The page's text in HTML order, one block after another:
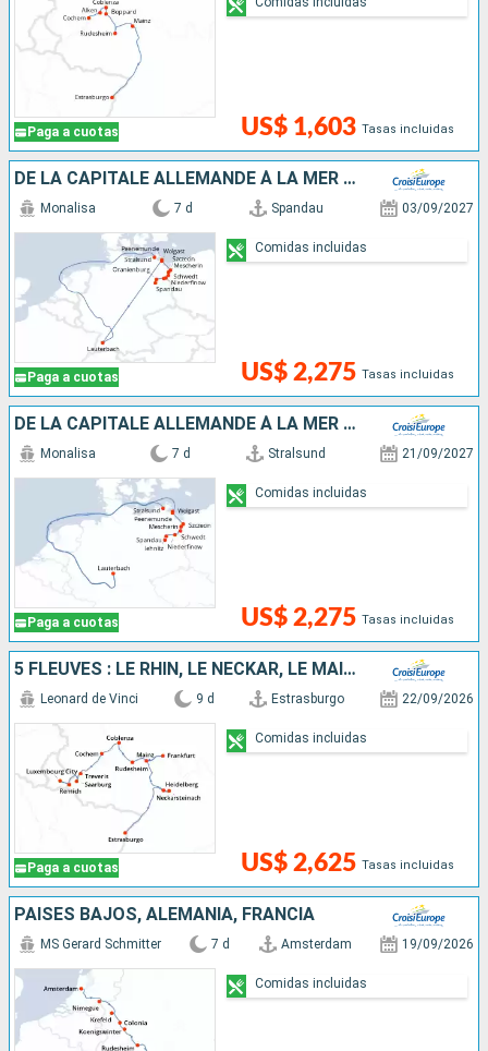
Paga a cuotas US$ 1,603 Tasas incluidas
DE LA CAPITALE ALLEMANDE À LA MER BALTIQUE
Paga a cuotas
Monalisa 7 d Spandau 03/09/2027
US$ 2,275 Tasas incluidas
Comidas incluidas
DE LA CAPITALE ALLEMANDE À LA MER BALTIQUE
Paga a cuotas
Monalisa 7 d Stralsund 21/09/2027
US$ 2,275 Tasas incluidas
Comidas incluidas
5 FLEUVES : LE RHIN, LE NECKAR, LE MAIN, LA MOSELLE ET LA SARRE
Paga a cuotas
Leonard de Vinci 9 d Estrasburgo 22/09/2026
US$ 2,625 Tasas incluidas
Comidas incluidas
PAISES BAJOS, ALEMANIA, FRANCIA
MS Gerard Schmitter 7 d Amsterdam 19/09/2026
Comidas incluidas